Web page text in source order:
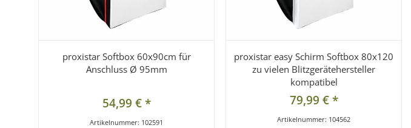
proxistar Softbox 60x90cm für
Anschluss Ø 95mm
54,99 €*
Artikelnummer: 102591
proxistar easy Schirm Softbox 80x120
zu vielen Blitzgerätehersteller
kompatibel
79,99 €*
Artikelnummer: 104562